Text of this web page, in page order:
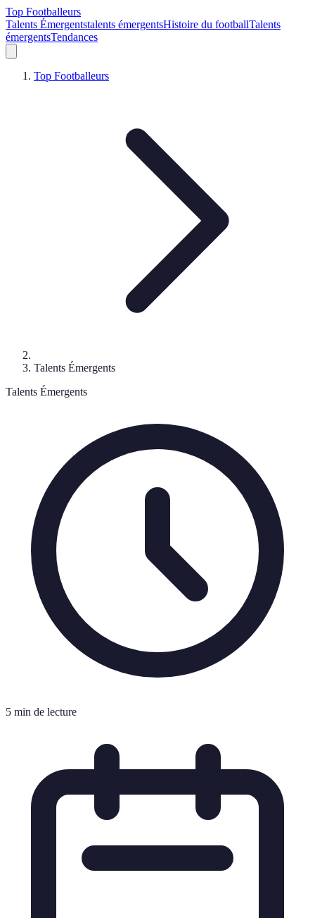
Top Footballeurs
Talents Émergentstalents émergentsHistoire du footballTalents
émergentsTendances
Top Footballeurs
Talents Émergents
Talents Émergents
5 min de lecture